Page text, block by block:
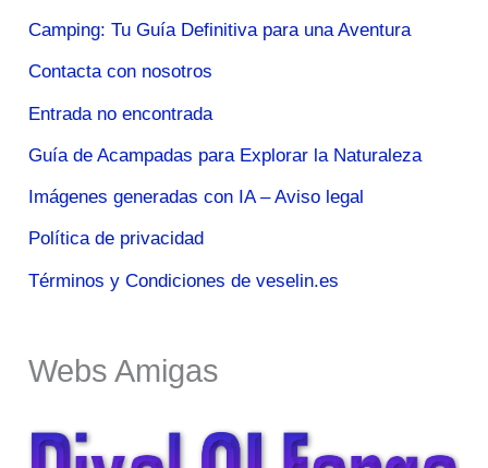
Camping: Tu Guía Definitiva para una Aventura
Contacta con nosotros
Entrada no encontrada
Guía de Acampadas para Explorar la Naturaleza
Imágenes generadas con IA – Aviso legal
Política de privacidad
Términos y Condiciones de veselin.es
Webs Amigas